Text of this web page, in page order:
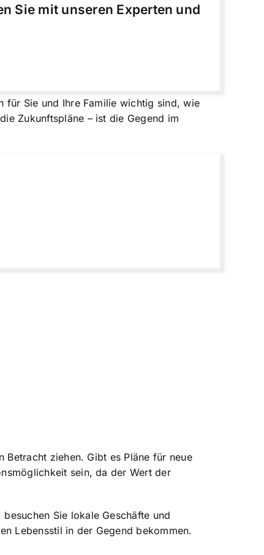
Sie mit unseren Experten und
für Sie und Ihre Familie wichtig sind, wie
Zukunftspläne – ist die Gegend im
ziehen. Gibt es Pläne für neue
sein, da der Wert der
Sie lokale Geschäfte und
Lebensstil in der Gegend bekommen.